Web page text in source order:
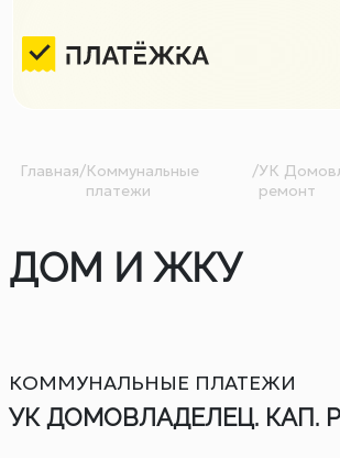
Главная/Коммунальные
платежи
/УК
ремонт
ДОМ И ЖКУ
КОММУНАЛЬНЫЕ ПЛАТЕЖИ
УК ДОМОВЛАДЕЛЕЦ. КАП.